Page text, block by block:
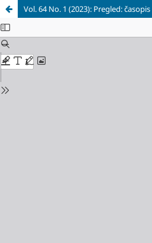
Vol. 64 No. 1 (2023): Pregled: